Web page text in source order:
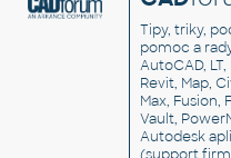
Tipy, triky,
pomoc a
AutoCAD,
Revit, Map,
Max, Fusion,
Vault,
Autodesk